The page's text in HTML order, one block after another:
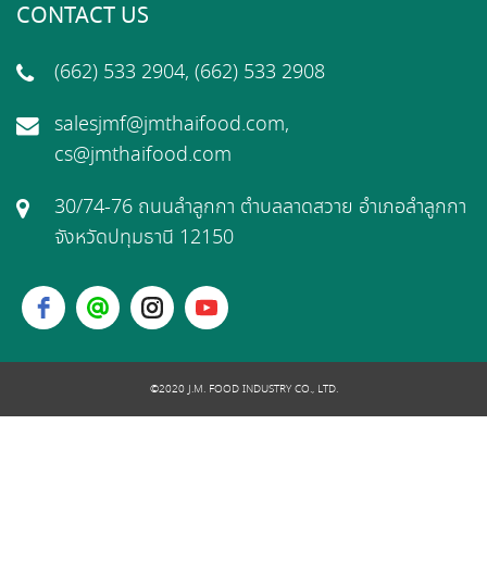
CONTACT US
(662) 533 2904, (662) 533 2908
salesjmf@jmthaifood.com,
cs@jmthaifood.com
30/74-76 ถนนลำลูกกา ตำบลลาดสวาย อำเภอลำลูกกา
จังหวัดปทุมธานี 12150
©2020 J.M. FOOD INDUSTRY CO., LTD.